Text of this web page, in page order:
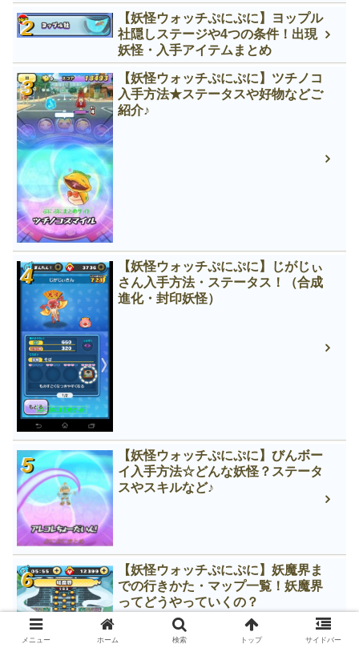
【妖怪ウォッチぷにぷに】ヨップル
社隠しステージや4つの条件！出現
妖怪・入手アイテムまとめ
【妖怪ウォッチぷにぷに】ツチノコ
入手方法★ステータスや好物などご
紹介♪
【妖怪ウォッチぷにぷに】じがじぃ
さん入手方法・ステータス！（合成
進化・封印妖怪）
【妖怪ウォッチぷにぷに】びんボー
イ入手方法☆どんな妖怪？ステータ
スやスキルなど♪
【妖怪ウォッチぷにぷに】妖魔界ま
での行きかた・マップ一覧！妖魔界
ってどうやっていくの？
メニュー ホーム 検索 トップ サイドバー